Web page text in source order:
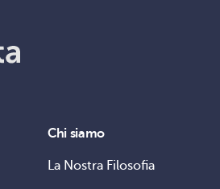
Chi siamo
La Nostra Filosofia